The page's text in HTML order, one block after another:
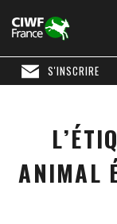
S'INSCRIRE
ANIMAL